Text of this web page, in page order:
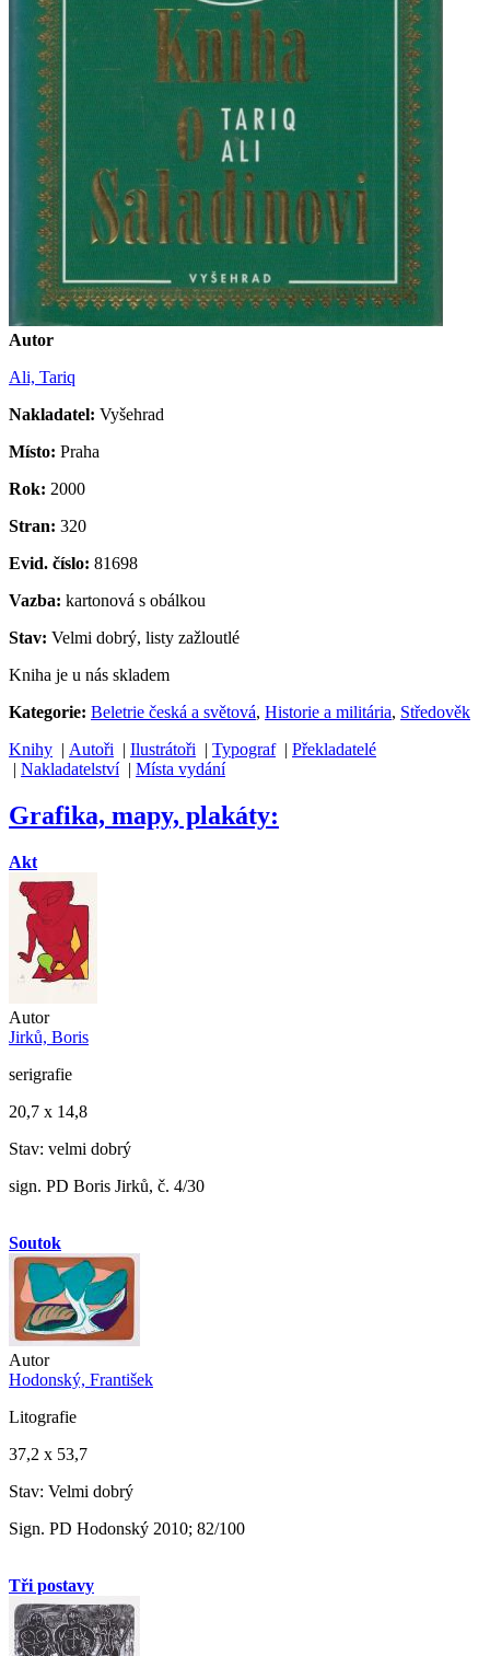
Autor
Ali, Tariq
Nakladatel: Vyšehrad
Místo: Praha
Rok: 2000
Stran: 320
Evid. číslo: 81698
Vazba: kartonová s obálkou
Stav: Velmi dobrý, listy zažloutlé
Kniha je u nás skladem
Kategorie: Beletrie česká a světová, Historie a militária, Středověk
Knihy | Autoři | Ilustrátoři | Typograf| Překladatelé
| Nakladatelství| Místa vydání
Grafika, mapy, plakáty:
Akt
Autor
Jirků, Boris
serigrafie
20,7 x 14,8
Stav: velmi dobrý
sign. PD Boris Jirků, č. 4/30
Soutok
Autor
Hodonský, František
Litografie
37,2 x 53,7
Stav: Velmi dobrý
Sign. PD Hodonský 2010; 82/100
Tři postavy